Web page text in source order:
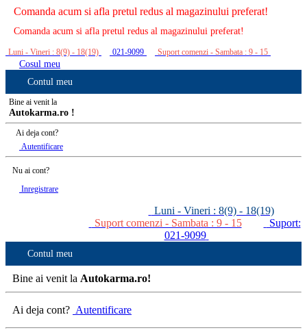
Comanda acum si afla pretul redus al magazinului preferat!
Comanda acum si afla pretul redus al magazinului preferat!
Luni - Vineri : 8(9) - 18(19) 021-9099 Suport comenzi - Sambata : 9 - 15
Cosul meu
Contul meu
Bine ai venit la
Autokarma.ro !
Ai deja cont?
Autentificare
Nu ai cont?
Inregistrare
Luni - Vineri : 8(9) - 18(19)
Suport comenzi - Sambata : 9 - 15
Suport:
021-9099
Contul meu
Bine ai venit la Autokarma.ro!
Ai deja cont? Autentificare